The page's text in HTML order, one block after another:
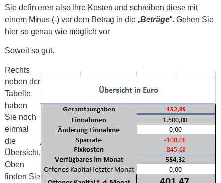
Sie definieren also Ihre Kosten und schreiben diese mit
einem Minus (-) vor dem Betrag in die „Beträge“. Gehen Sie
hier so genau wie möglich vor.
Soweit so gut.
Rechts
neben der
Tabelle
haben
Sie noch
einmal
die
Übersicht.
Oben
finden Sie